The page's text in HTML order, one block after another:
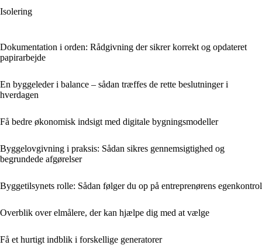
Isolering
Dokumentation i orden: Rådgivning der sikrer korrekt og opdateret
papirarbejde
En byggeleder i balance – sådan træffes de rette beslutninger i
hverdagen
Få bedre økonomisk indsigt med digitale bygningsmodeller
Byggelovgivning i praksis: Sådan sikres gennemsigtighed og
begrundede afgørelser
Byggetilsynets rolle: Sådan følger du op på entreprenørens egenkontrol
Overblik over elmålere, der kan hjælpe dig med at vælge
Få et hurtigt indblik i forskellige generatorer